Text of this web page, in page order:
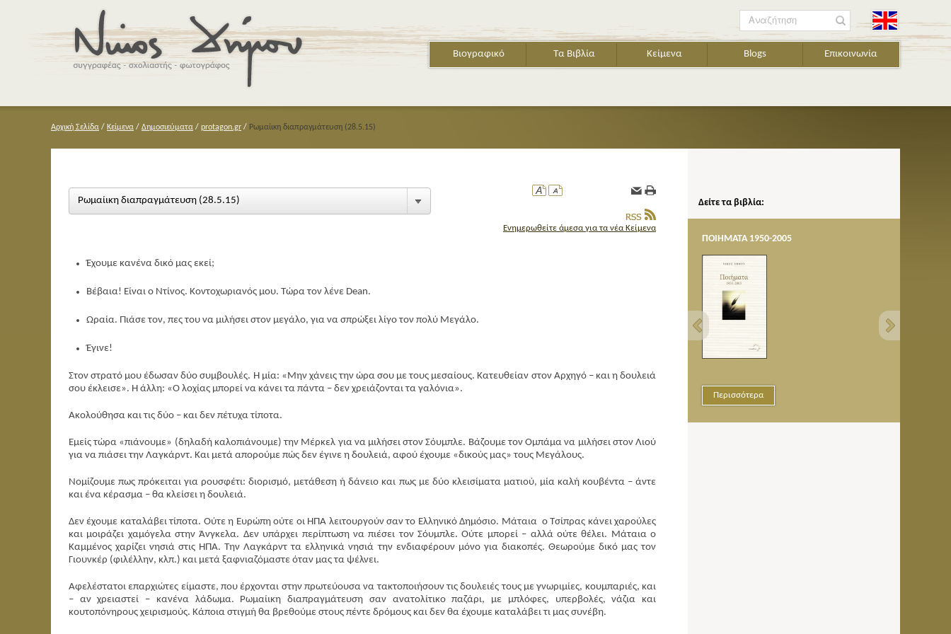
Βιογραφικό Τα Βιβλία Κείμενα Blogs Επικοινωνία
Αναζήτηση
Αρχική Σελίδα / Κείμενα / Δημοσιεύματα / protagon.gr / Ρωμαίικη διαπραγμάτευση (28.5.15)
Ενημερωθείτε άμεσα για τα νέα Κείμενα
Ρωμαίικη διαπραγμάτευση (28.5.15)
Έχουμε κανένα δικό μας εκεί;
Βέβαια! Είναι ο Ντίνος. Κοντοχωριανός μου. Τώρα τον λένε Dean.
Ωραία. Πιάσε τον, πες του να μιλήσει στον μεγάλο, για να σπρώξει λίγο τον πολύ Μεγάλο.
Έγινε!
Στον στρατό μου έδωσαν δύο συμβουλές. Η μία: «Μην χάνεις την ώρα σου με τους μεσαίους. Κατευθείαν στον Αρχηγό – και η δουλειά
σου έκλεισε». Η άλλη: «Ο λοχίας μπορεί να κάνει τα πάντα – δεν χρειάζονται τα γαλόνια».
Ακολούθησα και τις δύο – και δεν πέτυχα τίποτα.
Εμείς τώρα «πιάνουμε» (δηλαδή καλοπιάνουμε) την Μέρκελ για να μιλήσει στον Σόυμπλε. Βάζουμε τον Ομπάμα να μιλήσει στον Λιού
για να πιάσει την Λαγκάρντ. Και μετά απορούμε πώς δεν έγινε η δουλειά, αφού έχουμε «δικούς μας» τους Μεγάλους.
Νομίζουμε πως πρόκειται για ρουσφέτι: διορισμό, μετάθεση ή δάνειο και πως με δύο κλεισίματα ματιού, μία καλή κουβέντα – άντε
και ένα κέρασμα – θα κλείσει η δουλειά.
Δεν έχουμε καταλάβει τίποτα. Ούτε η Ευρώπη ούτε οι ΗΠΑ λειτουργούν σαν το Ελληνικό Δημόσιο. Μάταια ο Τσίπρας κάνει χαρούλες
και μοιράζει χαμόγελα στην Άνγκελα. Δεν υπάρχει περίπτωση να πιέσει τον Σόυμπλε. Ούτε μπορεί – αλλά ούτε θέλει. Μάταια ο
Καμμένος χαρίζει νησιά στις ΗΠΑ. Την Λαγκάρντ τα ελληνικά νησιά την ενδιαφέρουν μόνο για διακοπές. Θεωρούμε δικό μας τον
Γιουνκέρ (φιλέλλην, κλπ.) και μετά ξαφνιαζόμαστε όταν μας τα ψέλνει.
Αφελέστατοι επαρχιώτες είμαστε, που έρχονται στην πρωτεύουσα να τακτοποιήσουν τις δουλειές τους με γνωριμίες, κουμπαριές, και
– αν χρειαστεί – κανένα λάδωμα. Ρωμαίικη διαπραγμάτευση σαν ανατολίτικο παζάρι, με μπλόφες, υπερβολές, νάζια και
κουτοπόνηρους χειρισμούς. Κάποια στιγμή θα βρεθούμε στους πέντε δρόμους και δεν θα έχουμε καταλάβει τι μας συνέβη.
Δείτε τα βιβλία:
ΠΟΙΗΜΑΤΑ 1950-2005
Περισσότερα